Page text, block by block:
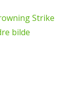
Strike
bilde